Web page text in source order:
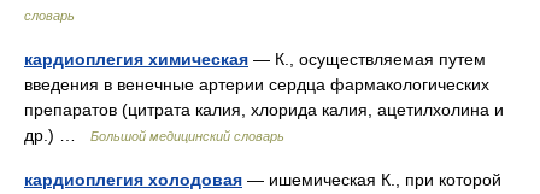
словарь
кардиоплегия химическая — К., осуществляемая путем
введения в венечные артерии сердца фармакологических
препаратов (цитрата калия, хлорида калия, ацетилхолина и
др.) …
Большой медицинский словарь
кардиоплегия холодовая — ишемическая К., при которой